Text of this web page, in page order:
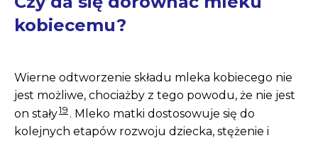
kobiecemu?
Wierne odtworzenie składu mleka kobiecego nie
jest możliwe, chociażby z tego powodu, że nie jest
on stały19 . Mleko matki dostosowuje się do
kolejnych etapów rozwoju dziecka, stężenie i